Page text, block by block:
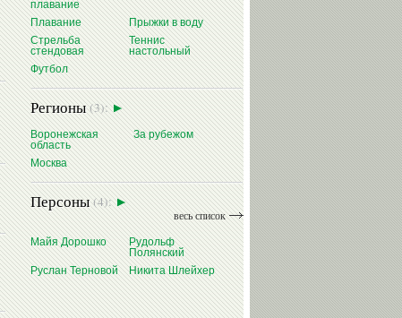
плавание
Плавание
Прыжки в воду
Стрельба
стендовая
Теннис
настольный
Футбол
Регионы(3):
Воронежская
область
За рубежом
Москва
Персоны(4):
весь список
Майя Дорошко
Рудольф
Полянский
Руслан Терновой
Никита Шлейхер